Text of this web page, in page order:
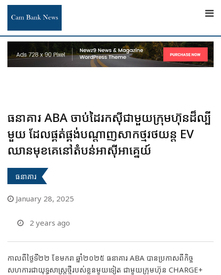
Skip
content
ធនាគារ ABA ចាប់ដៃរកស៊ីជាមួយក្រុមហ៊ុនដ៏ល្បី
មួយ ដែលផ្គត់ផ្គង់បណ្ដាញសាកថ្មរថយន្ត EV
ឈានមុខគេនៅតំបន់អាស៊ីអាគ្នេយ៍
ធនាគារ
January 28, 2025
2 years ago
កាលពីថ្ងៃទី២២ ខែមករា ឆ្នាំ២០២៥ ធនាគារ ABA បានប្រកាសពីកិច្ច
សហការជាយុទ្ធសាស្ត្រថ្មីរបស់ខ្លួនមួយទៀត ជាមួយក្រុមហ៊ុន CHARGE+